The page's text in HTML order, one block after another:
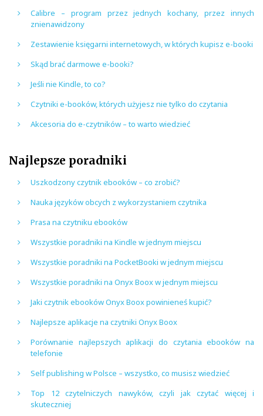
Calibre – program przez jednych kochany, przez innych
znienawidzony
Zestawienie księgarni internetowych, w których kupisz e-booki
Skąd brać darmowe e-booki?
Jeśli nie Kindle, to co?
Czytniki e-booków, których użyjesz nie tylko do czytania
Akcesoria do e-czytników – to warto wiedzieć
Najlepsze poradniki
Uszkodzony czytnik ebooków – co zrobić?
Nauka języków obcych z wykorzystaniem czytnika
Prasa na czytniku ebooków
Wszystkie poradniki na Kindle w jednym miejscu
Wszystkie poradniki na PocketBooki w jednym miejscu
Wszystkie poradniki na Onyx Boox w jednym miejscu
Jaki czytnik ebooków Onyx Boox powinieneś kupić?
Najlepsze aplikacje na czytniki Onyx Boox
Porównanie najlepszych aplikacji do czytania ebooków na
telefonie
Self publishing w Polsce – wszystko, co musisz wiedzieć
Top 12 czytelniczych nawyków, czyli jak czytać więcej i
skuteczniej